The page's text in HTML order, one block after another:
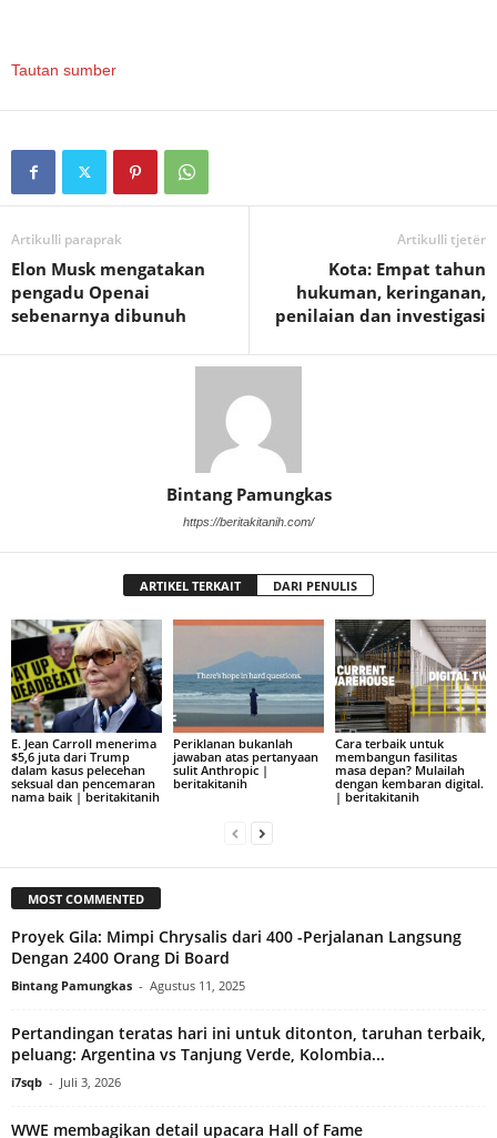
Tautan sumber
Artikulli paraprak
Elon Musk mengatakan
pengadu Openai
sebenarnya dibunuh
Artikulli tjetër
Kota: Empat tahun
hukuman, keringanan,
penilaian dan investigasi
Bintang Pamungkas
https://beritakitanih.com/
ARTIKEL TERKAIT DARI PENULIS
E. Jean Carroll menerima
$5,6 juta dari Trump
dalam kasus pelecehan
seksual dan pencemaran
nama baik | beritakitanih
Periklanan bukanlah
jawaban atas pertanyaan
sulit Anthropic |
beritakitanih
Cara terbaik untuk
membangun fasilitas
masa depan? Mulailah
dengan kembaran digital.
| beritakitanih
MOST COMMENTED
Proyek Gila: Mimpi Chrysalis dari 400 -Perjalanan Langsung
Dengan 2400 Orang Di Board
Bintang Pamungkas - Agustus 11, 2025
Pertandingan teratas hari ini untuk ditonton, taruhan terbaik,
peluang: Argentina vs Tanjung Verde, Kolombia...
i7sqb - Juli 3, 2026
WWE membagikan detail upacara Hall of Fame